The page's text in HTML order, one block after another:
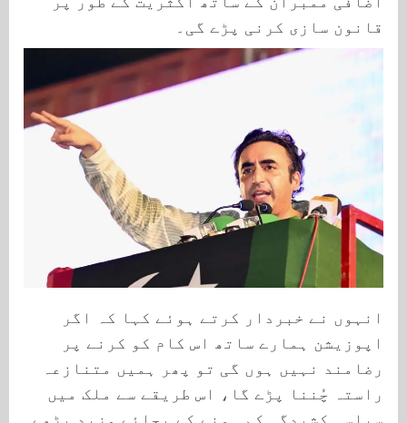
قانون سازی کرنی پڑے گی۔
انہوں نے خبردار کرتے ہوئے کہا کہ اگر
اپوزیشن ہمارے ساتھ اس کام کو کرنے پر
رضامند نہیں ہوں گی تو پھر ہمیں متنازعہ
راستہ چُننا پڑے گا، اس طریقے سے ملک میں